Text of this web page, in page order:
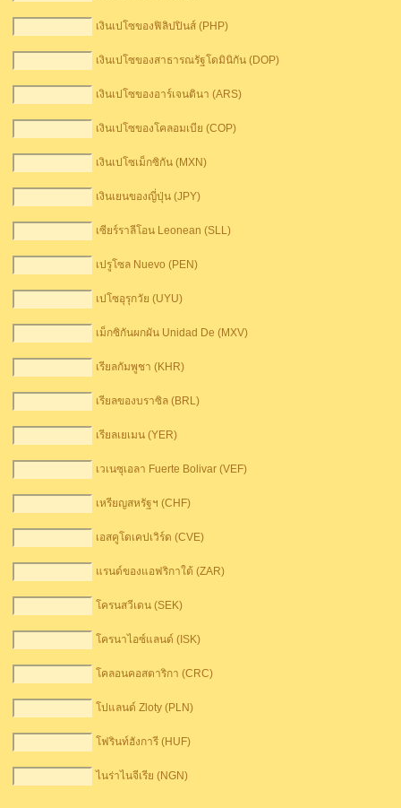
เงินเปโซของฟิลิปปินส์ (PHP)
เงินเปโซของสาธารณรัฐโดมินิกัน (DOP)
เงินเปโซของอาร์เจนตินา (ARS)
เงินเปโซของโคลอมเบีย (COP)
เงินเปโซเม็กซิกัน (MXN)
เงินเยนของญี่ปุ่น (JPY)
เซียร์ราลีโอน Leonean (SLL)
เปรูโซล Nuevo (PEN)
เปโซอุรุกวัย (UYU)
เม็กซิกันผกผัน Unidad De (MXV)
เรียลกัมพูชา (KHR)
เรียลของบราซิล (BRL)
เรียลเยเมน (YER)
เวเนซุเอลา Fuerte Bolivar (VEF)
เหรียญสหรัฐฯ (CHF)
เอสคูโดเคปเวิร์ด (CVE)
แรนด์ของแอฟริกาใต้ (ZAR)
โครนสวีเดน (SEK)
โครนาไอซ์แลนด์ (ISK)
โคลอนคอสตาริกา (CRC)
โปแลนด์ Zloty (PLN)
โฟรินท์ฮังการี (HUF)
ไนร่าไนจีเรีย (NGN)